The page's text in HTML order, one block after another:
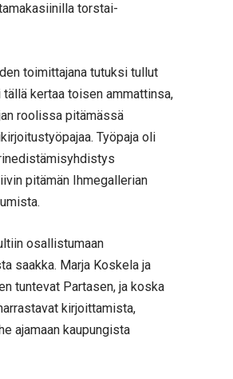
torstai-
toimittajana tutuksi tullut
tällä kertaa toisen ammattinsa,
roolissa pitämässä
Työpaja oli
pitämän Ihmegallerian
osallistumaan
saakka. Marja Koskela ja
tuntevat Partasen, ja koska
kirjoittamista,
ajamaan kaupungista